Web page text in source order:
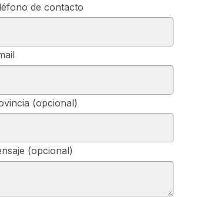
de contacto
(opcional)
(opcional)